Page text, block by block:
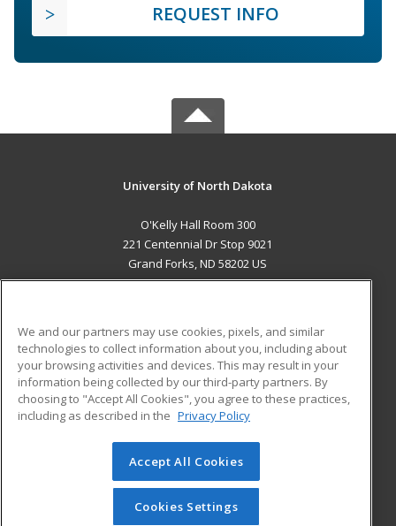
REQUEST INFO
University of North Dakota
O'Kelly Hall Room 300
221 Centennial Dr Stop 9021
Grand Forks, ND 58202 US
ADDITIONAL RESOURCES
Military
Financial Assistance
Help
Student Blog
© 2026 ed2go, a division of Cengage Learning. All rights
reserved. The material on this site cannot be reproduced or
redistributed unless you have obtained prior written
We and our partners may use cookies, pixels, and similar
technologies to collect information about you, including about
your browsing activities and devices. This may result in your
information being collected by our third-party partners. By
choosing to "Accept All Cookies", you agree to these practices,
including as described in the Privacy Policy
Accept All Cookies
Cookies Settings